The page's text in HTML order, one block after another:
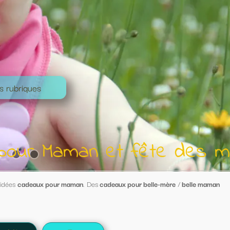
fête des mères
pour belle-mère/belle maman